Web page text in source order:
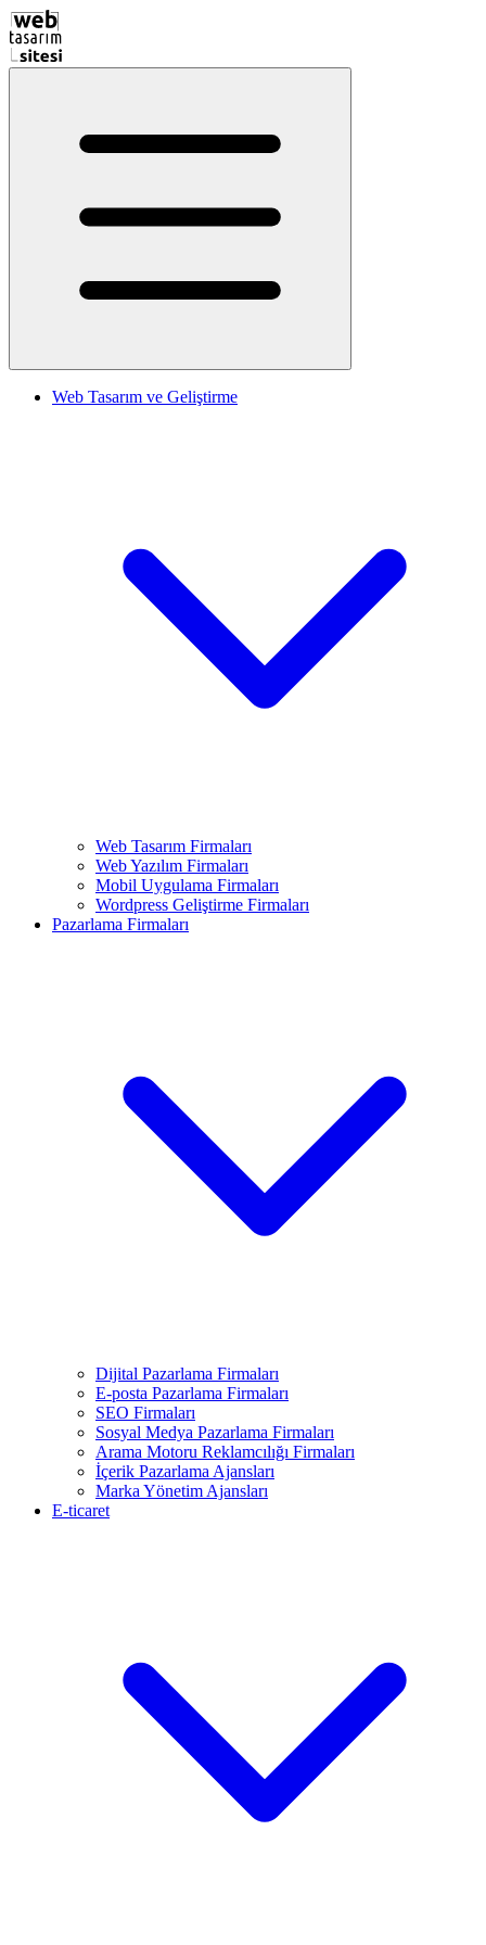
Web Tasarım ve Geliştirme
Web Tasarım Firmaları
Web Yazılım Firmaları
Mobil Uygulama Firmaları
Wordpress Geliştirme Firmaları
Pazarlama Firmaları
Dijital Pazarlama Firmaları
E-posta Pazarlama Firmaları
SEO Firmaları
Sosyal Medya Pazarlama Firmaları
Arama Motoru Reklamcılığı Firmaları
İçerik Pazarlama Ajansları
Marka Yönetim Ajansları
E-ticaret